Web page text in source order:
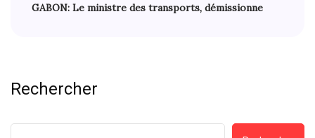
GABON: Le ministre des transports, démissionne
Rechercher